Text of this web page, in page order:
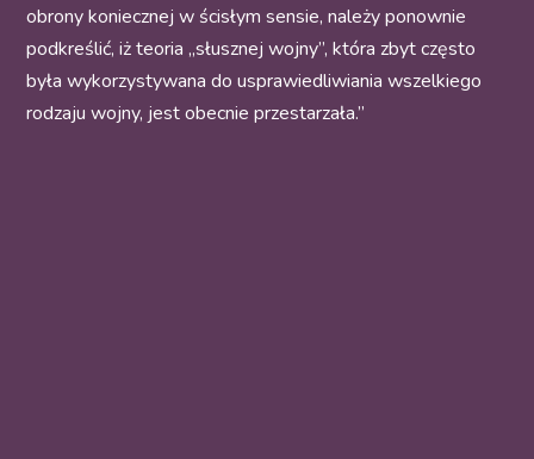
obrony koniecznej w ścisłym sensie, należy ponownie
podkreślić, iż teoria „słusznej wojny”, która zbyt często
była wykorzystywana do usprawiedliwiania wszelkiego
rodzaju wojny, jest obecnie przestarzała.”